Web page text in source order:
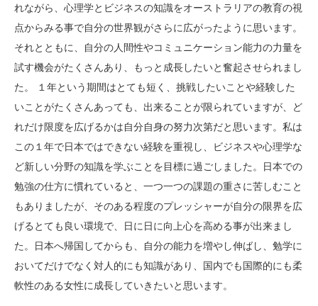
れながら、心理学とビジネスの知識をオーストラリアの教育の視
点からみる事で自分の世界観がさらに広がったように思います。
それとともに、自分の人間性やコミュニケーション能力の力量を
試す機会がたくさんあり、もっと成長したいと奮起させられまし
た。 １年という期間はとても短く、挑戦したいことや経験した
いことがたくさんあっても、出来ることが限られていますが、ど
れだけ限度を広げるかは自分自身の努力次第だと思います。私は
この１年で日本ではできない経験を重視し、ビジネスや心理学な
ど新しい分野の知識を学ぶことを目標に過ごしました。日本での
勉強の仕方に慣れていると、一つ一つの課題の重さに苦しむこと
もありましたが、そのある程度のプレッシャーが自分の限界を広
げるとても良い環境で、日に日に向上心を高める事が出来まし
た。日本へ帰国してからも、自分の能力を増やし伸ばし、勉学に
おいてだけでなく対人的にも知識があり、国内でも国際的にも柔
軟性のある女性に成長していきたいと思います。